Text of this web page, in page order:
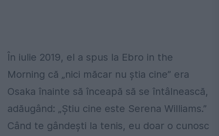
În iulie 2019, el a spus la Ebro in the
Morning că „nici măcar nu știa cine” era
Osaka înainte să înceapă să se întâlnească,
adăugând: „Știu cine este Serena Williams.”
Când te gândești la tenis, eu doar o cunosc